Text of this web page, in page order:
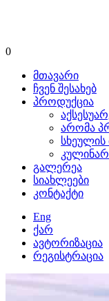
0
მთავარი
ჩვენ შესახებ
პროდუქცია
არომა
სხეულის
გალერეა
სიახლეები
კონტაქტი
Eng
ქარ
ავტორიზაცია
რეგისტრაცია